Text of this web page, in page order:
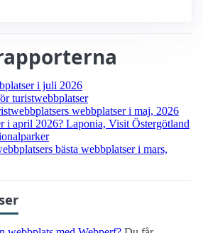
i juli 2026
turist­webbplatser
webbplatser i maj, 2026
i april 2026? Laponia, Visit Östergötland
bästa webbplatser i mars,